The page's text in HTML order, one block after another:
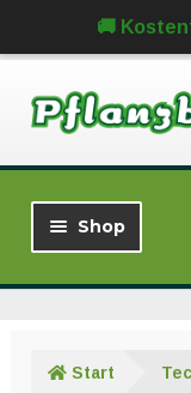
🚚
Navigation
springen
Inhalt
springen
Shop
Neu im Sortiment
Start